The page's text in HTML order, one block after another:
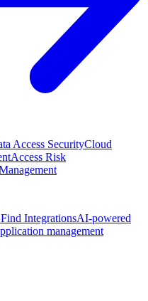
Access SecurityCloud
Access Risk
Find IntegrationsAI-powered
management